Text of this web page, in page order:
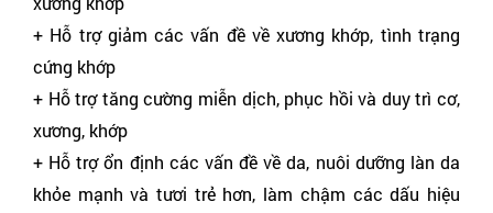
+ Hỗ trợ giảm các vấn đề về xương khớp, tình trạng
cứng khớp
+ Hỗ trợ tăng cường miễn dịch, phục hồi và duy trì cơ,
xương, khớp
+ Hỗ trợ ổn định các vấn đề về da, nuôi dưỡng làn da
khỏe mạnh và tươi trẻ hơn, làm chậm các dấu hiệu